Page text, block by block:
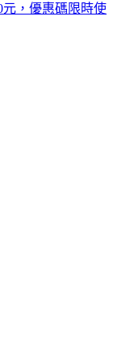
，優惠碼限時使